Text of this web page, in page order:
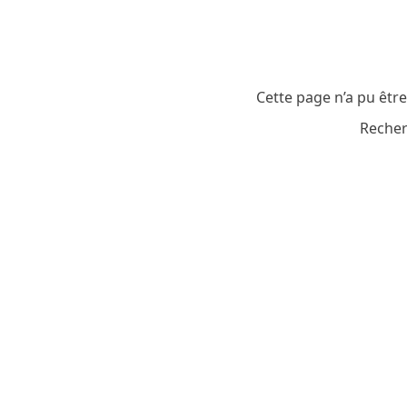
Cette page n’a pu